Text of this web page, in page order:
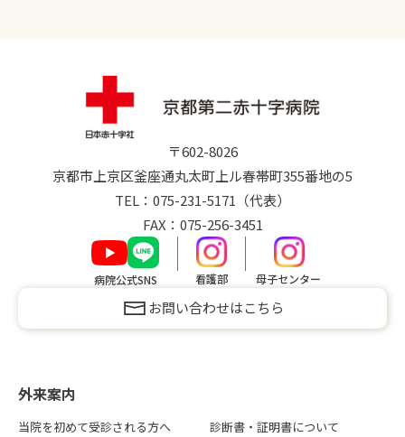
〒602-8026
京都市上京区釜座通丸太町上ル春帯町355番地の5
TEL： 075-231-5171 （代表）
FAX：075-256-3451
病院公式SNS 看護部 母子センター
お問い合わせはこちら
外来案内
当院を初めて受診される方へ
診断書・証明書について